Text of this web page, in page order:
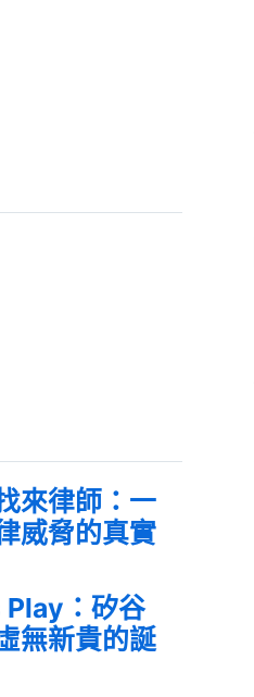
來律師：一
威脅的真實
Play：矽谷
無新貴的誕